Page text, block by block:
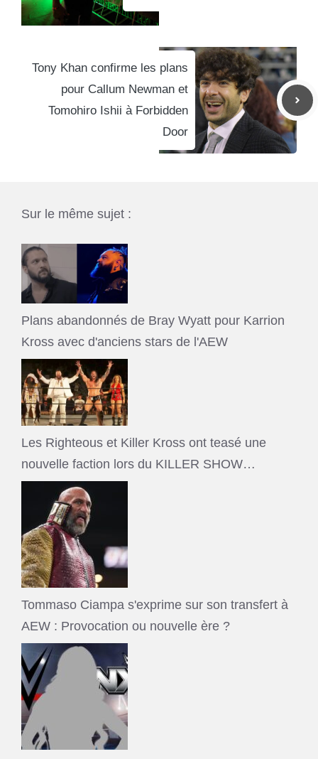
Tony Khan confirme les plans
pour Callum Newman et
Tomohiro Ishii à Forbidden
Door
Sur le même sujet :
Plans abandonnés de Bray Wyatt pour Karrion
Kross avec d'anciens stars de l'AEW
Les Righteous et Killer Kross ont teasé une
nouvelle faction lors du KILLER SHOW…
Tommaso Ciampa s'exprime sur son transfert à
AEW : Provocation ou nouvelle ère ?